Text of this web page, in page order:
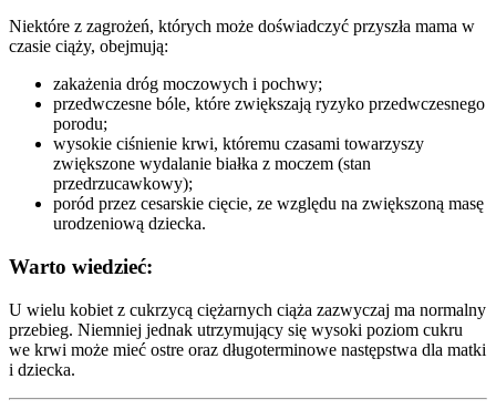
Niektóre z zagrożeń, których może doświadczyć przyszła mama w
czasie ciąży, obejmują:
zakażenia dróg moczowych i pochwy;
przedwczesne bóle, które zwiększają ryzyko przedwczesnego
porodu;
wysokie ciśnienie krwi, któremu czasami towarzyszy
zwiększone wydalanie białka z moczem (stan
przedrzucawkowy);
poród przez cesarskie cięcie, ze względu na zwiększoną masę
urodzeniową dziecka.
Warto wiedzieć:
U wielu kobiet z cukrzycą ciężarnych ciąża zazwyczaj ma normalny
przebieg. Niemniej jednak utrzymujący się wysoki poziom cukru
we krwi może mieć ostre oraz długoterminowe następstwa dla matki
i dziecka.